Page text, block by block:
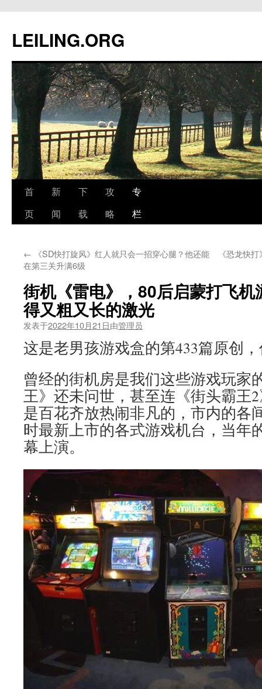
文
LEILING.ORG
首
页
新
闻
下
载
攻
略
专
栏
← 《SD快打旋风》红人就只会一招穿心腿？他还能
在第三关升满6级
《恐龙快
街机《雷电》，80后启蒙打飞
得又粗又长的激光
发表于2022年10月21日由管理员
这是老男孩游戏盒的第433篇原创
曾经的街机房是我们这些游戏玩家
王》还未问世，甚至连《街头霸王
是百花齐放热闹非凡的，市内的各
时最新上市的各式游戏机台，当年
幕上演。